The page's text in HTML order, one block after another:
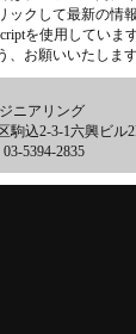
ックして最新の情
を使用していま
お願いいたします
ニアリング
駒込2-3-1六興ビル
5394-2835